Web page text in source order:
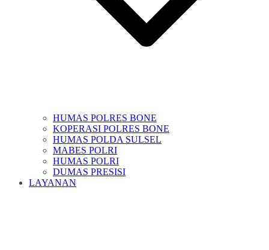
HUMAS POLRES BONE
KOPERASI POLRES BONE
HUMAS POLDA SULSEL
MABES POLRI
HUMAS POLRI
DUMAS PRESISI
LAYANAN